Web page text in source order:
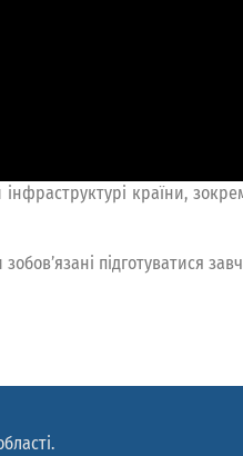
країни,
підготуватися